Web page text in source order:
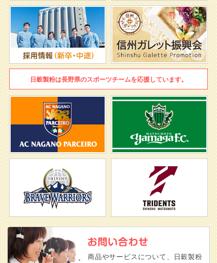
日穀製粉は長野県のスポーツチームを応援しています。
商品やサービスについて、日穀製粉